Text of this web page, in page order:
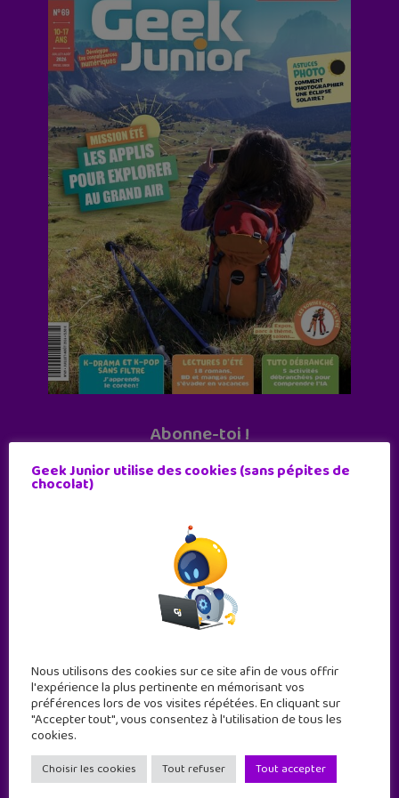
Abonne-toi !
11 numéros par an
Geek Junior est le premier site de culture numérique
à destination des adolescents.
Geek Junior utilise des cookies (sans pépites de
chocolat)
Nous utilisons des cookies sur ce site afin de vous offrir
l'expérience la plus pertinente en mémorisant vos
préférences lors de vos visites répétées. En cliquant sur
"Accepter tout", vous consentez à l'utilisation de tous les
cookies.
Choisir les cookies Tout refuser Tout accepter